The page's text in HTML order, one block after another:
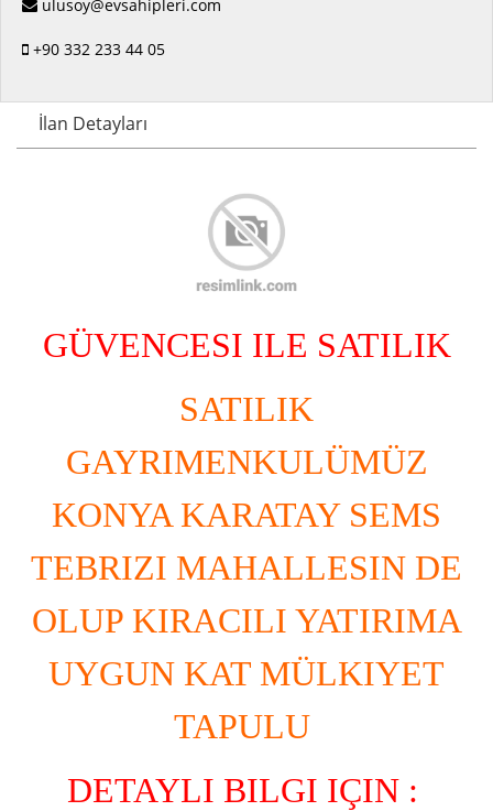
ulusoy@evsahipleri.com
+90 332 233 44 05
İlan Detayları
GÜVENCESI ILE SATILIK
SATILIK
GAYRIMENKULÜMÜZ
KONYA KARATAY SEMS
TEBRIZI MAHALLESIN DE
OLUP KIRACILI YATIRIMA
UYGUN KAT MÜLKIYET
TAPULU
DETAYLI BILGI IÇIN :